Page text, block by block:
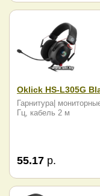
Oklick HS-L305G
Гарнитура|
Гц, кабель 2 м
55.17 р.